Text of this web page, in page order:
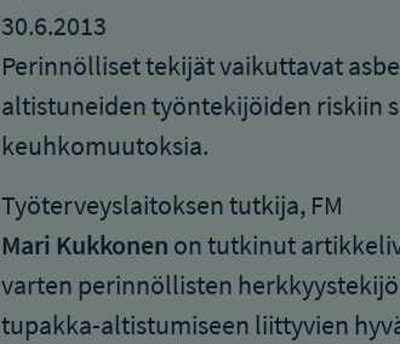
30.6.2013
Perinnölliset tekijät vaikuttavat
altistuneiden työntekijöiden riskiin
keuhkomuutoksia.
Työterveyslaitoksen tutkija, FM
Mari Kukkonen on tutkinut
varten perinnöllisten
tupakka-altistumiseen liittyvien